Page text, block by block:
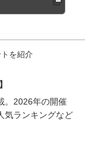
を紹介
。2026年の開催
気ランキングなど